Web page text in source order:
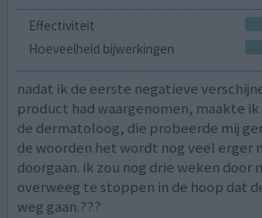
Effectiviteit
Hoeveelheid bijwerkingen
nadat ik de eerste negatieve
product had waargenomen, maakte
de dermatoloog, die probeerde mij
de woorden het wordt nog veel erger
doorgaan. ik zou nog drie weken door
overweeg te stoppen in de hoop dat
weg gaan.???